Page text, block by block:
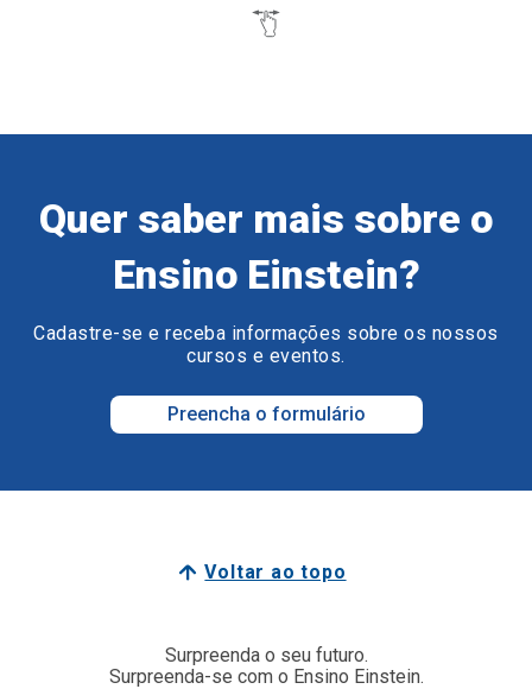
Quer saber mais sobre o
Ensino Einstein?
Cadastre-se e receba informações sobre os nossos
cursos e eventos.
Preencha o formulário
Voltar ao topo
Surpreenda o seu futuro.
Surpreenda-se com o Ensino Einstein.